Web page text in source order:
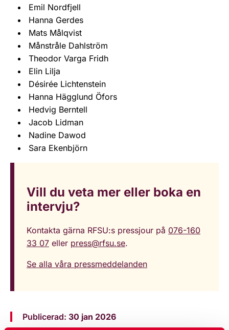
Emil Nordfjell
Hanna Gerdes
Mats Målqvist
Månstråle Dahlström
Theodor Varga Fridh
Elin Lilja
Désirée Lichtenstein
Hanna Hägglund Öfors
Hedvig Berntell
Jacob Lidman
Nadine Dawod
Sara Ekenbjörn
Vill du veta mer eller boka en
intervju?
Kontakta gärna RFSU:s pressjour på 076-160
33 07 eller press@rfsu.se.
Se alla våra pressmeddelanden
Publicerad: 30 jan 2026